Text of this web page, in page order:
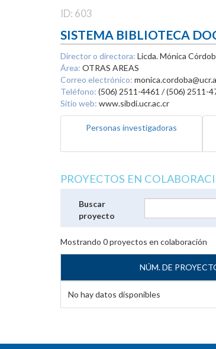
ID: 603
SISTEMA BIBLIOTECA
Director o directora: Licda. Mónica
Área: OTRAS AREAS
Correo electrónico:
Teléfono: (506) 2511-4461 / (506) 2511-
Sitio web: www.sibdi.ucr.ac.cr
Personas investigadoras
PROYECTOS EN
Buscar
proyecto
Mostrando 0proyectos en colaboración
NÚM. DE
No hay datos disponibles